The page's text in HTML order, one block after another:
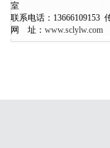
联系电话：13666109153
网 址： www.sclylw.com